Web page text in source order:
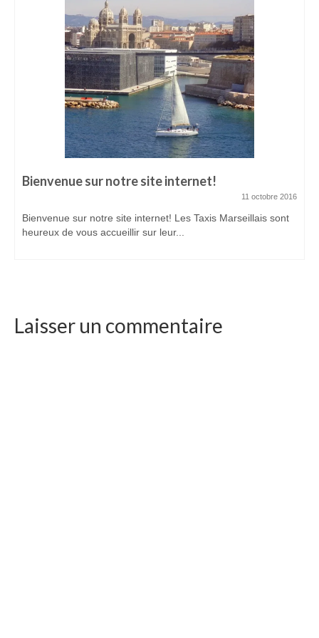
Devenir adhérent
Espace adhérent
ACTUALITÉS
CONTACTEZ-NOUS
Bienvenue sur notre site internet!
11 octobre 2016
Bienvenue sur notre site internet! Les Taxis Marseillais sont
heureux de vous accueillir sur leur...
Laisser un commentaire